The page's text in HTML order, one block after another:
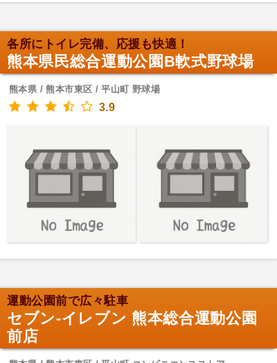
各所にトイレ完備、応援も快適！
熊本県民総合運動公園B軟式野球場
熊本県 / 熊本市東区 / 平山町 野球場
3.9
運動公園前で広々駐車
セブン-イレブン 熊本総合運動公園
前店